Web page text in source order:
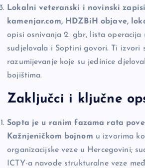
Lokalni veteranski i novinski
kamenjar.com, HDZBiH objave,
opisi osnivanja 2. gbr, lista
sudjelovala i Soptini govori. Ti izvori
razumijevanje koje su jedinice
bojištima.
Zaključci i ključne
Sopta je u ranim fazama rata
Kažnjeničkom bojnom u izvorima
organizacijske veze u Hercegovini;
ICTY-a navode strukturalne veze